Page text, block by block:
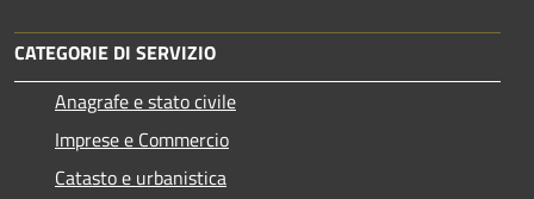
CATEGORIE DI SERVIZIO
Anagrafe e stato civile
Imprese e Commercio
Catasto e urbanistica